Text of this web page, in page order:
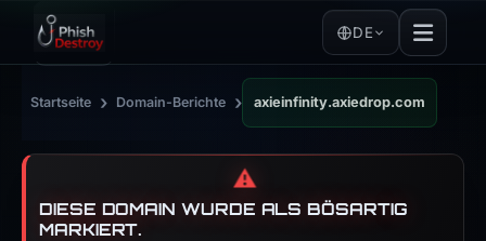
DE
Startseite › Domain-Berichte › axieinfinity.axiedrop.com
⚠️
DIESE DOMAIN WURDE ALS BÖSARTIG
MARKIERT.